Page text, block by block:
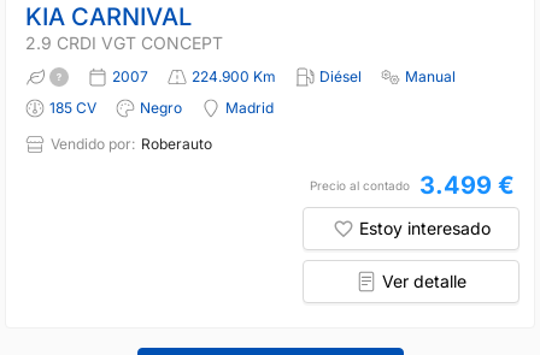
KIA CARNIVAL
2.9 CRDI VGT CONCEPT
2007 224.900 Km Diésel
Manual
185 CV
Negro
Madrid
Vendido por: Roberauto
Precio al contado 3.499 €
Estoy interesado
Ver detalle